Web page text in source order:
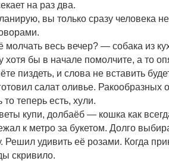
на раз два.
вы только сразу человека
весь вечер? — собака из
бы в начале помолчите, а то
пиздеть, и слова не вставить
салат оливье. Ракообразных
то теперь есть, хули.
купи, долбаёб — кошка как
к метро за букетом. Долго
Решил удивить её розами. Когда
скривило.